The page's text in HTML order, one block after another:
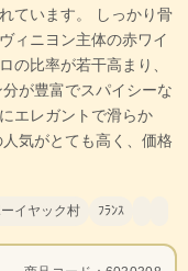
ています。 しっかり骨
ィニヨン主体の赤ワイ
の比率が若干高まり、
が豊富でスパイシーな
エレガントで滑らか
気がとても高く、価格
イヤック村 ﾌﾗﾝｽ